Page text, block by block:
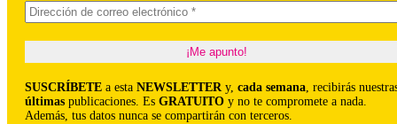
SUSCRÍBETE a esta NEWSLETTERy, cada semana, recibirás
últimas publicaciones. Es GRATUITO y no te compromete a nada.
Además, tus datos nunca se compartirán con terceros.